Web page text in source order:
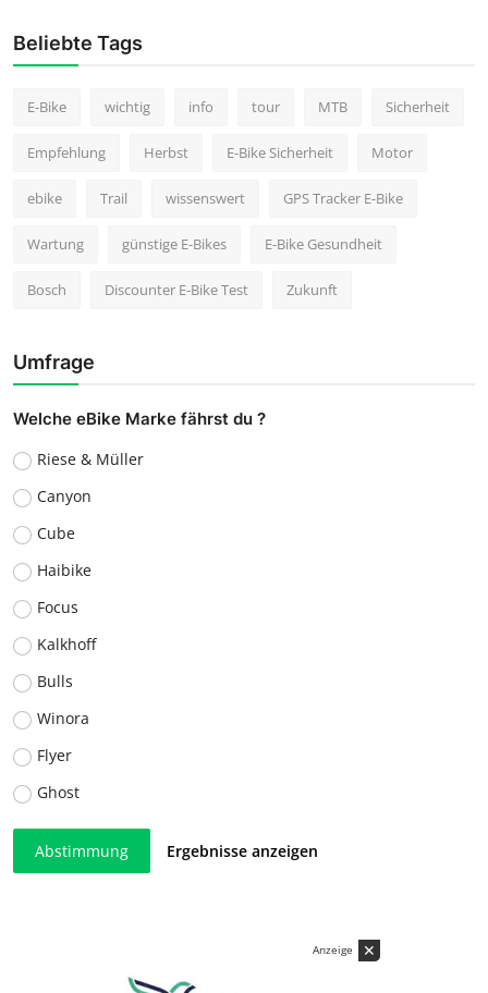
Beliebte Tags
E-Bike wichtig info tour MTB Sicherheit
Empfehlung Herbst E-Bike Sicherheit Motor
ebike Trail wissenswert GPS Tracker E-Bike
Wartung günstige E-Bikes E-Bike Gesundheit
Bosch Discounter E-Bike Test Zukunft
Umfrage
Welche eBike Marke fährst du ?
Riese & Müller
Canyon
Cube
Haibike
Focus
Kalkhoff
Bulls
Winora
Flyer
Ghost
Abstimmung Ergebnisse anzeigen
Anzeige ✕